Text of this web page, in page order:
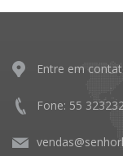
Entre em
Fone: 55